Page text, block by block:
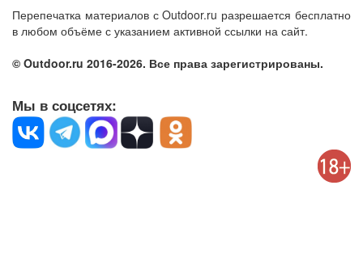
Перепечатка материалов с Outdoor.ru разрешается бесплатно
в любом объёме с указанием активной ссылки на сайт.
© Outdoor.ru 2016-2026. Все права зарегистрированы.
Мы в соцсетях: